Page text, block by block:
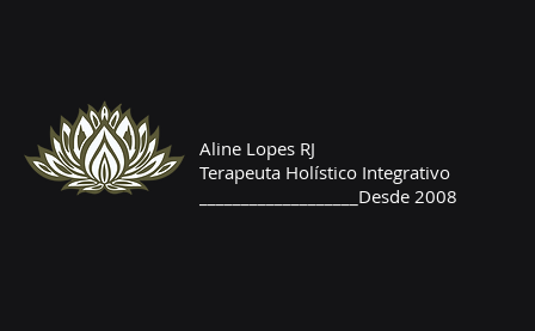
Aline Lopes RJ
Terapeuta Holístico Integrativo
___________________Desde 2008